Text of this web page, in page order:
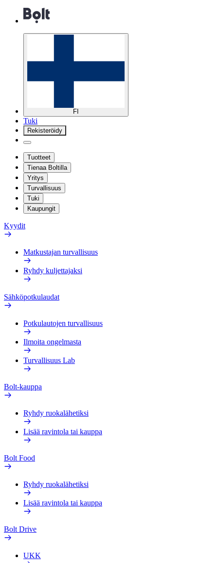
FI
Tuki
Rekisteröidy
Tuotteet
Tienaa Boltilla
Yritys
Turvallisuus
Tuki
Kaupungit
Kyydit
Matkustajan turvallisuus
Ryhdy kuljettajaksi
Sähköpotkulaudat
Potkulautojen turvallisuus
Ilmoita ongelmasta
Turvallisuus Lab
Bolt-kauppa
Ryhdy ruokalähetiksi
Lisää ravintola tai kauppa
Bolt Food
Ryhdy ruokalähetiksi
Lisää ravintola tai kauppa
Bolt Drive
UKK